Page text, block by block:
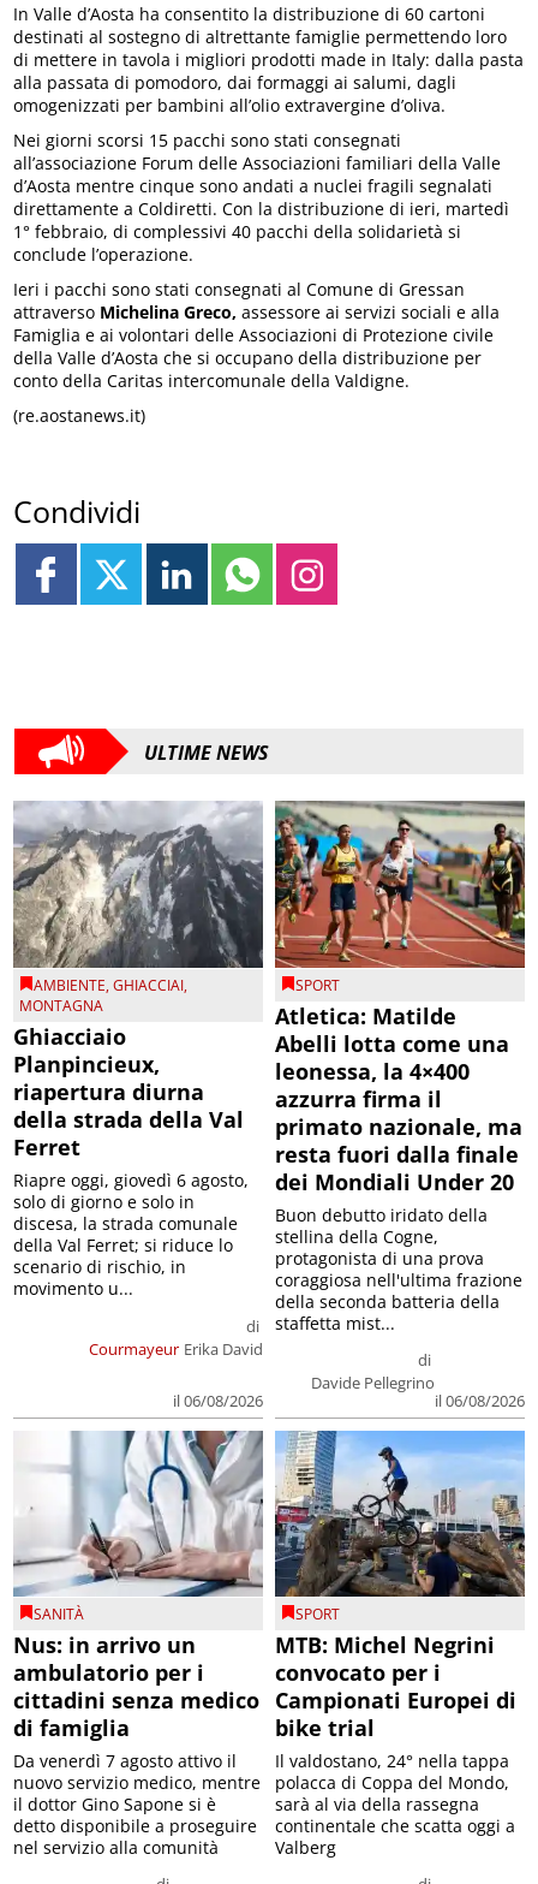
In Valle d’Aosta ha consentito la distribuzione di 60 cartoni
destinati al sostegno di altrettante famiglie permettendo loro
di mettere in tavola i migliori prodotti made in Italy: dalla pasta
alla passata di pomodoro, dai formaggi ai salumi, dagli
omogenizzati per bambini all’olio extravergine d’oliva.
Nei giorni scorsi 15 pacchi sono stati consegnati
all’associazione Forum delle Associazioni familiari della Valle
d’Aosta mentre cinque sono andati a nuclei fragili segnalati
direttamente a Coldiretti. Con la distribuzione di ieri, martedì
1° febbraio, di complessivi 40 pacchi della solidarietà si
conclude l’operazione.
Ieri i pacchi sono stati consegnati al Comune di Gressan
attraverso Michelina Greco, assessore ai servizi sociali e alla
Famiglia e ai volontari delle Associazioni di Protezione civile
della Valle d’Aosta che si occupano della distribuzione per
conto della Caritas intercomunale della Valdigne.
(re.aostanews.it)
Condividi
ULTIME NEWS
AMBIENTE,GHIACCIAI,
MONTAGNA
Ghiacciaio
Planpincieux,
riapertura diurna
della strada della Val
Ferret
Courmayeur
di
Erika David
il 06/08/2026
Riapre oggi, giovedì 6 agosto,
solo di giorno e solo in
discesa, la strada comunale
della Val Ferret; si riduce lo
scenario di rischio, in
movimento u...
SPORT
Atletica: Matilde
Abelli lotta come una
leonessa, la 4×400
azzurra firma il
primato nazionale, ma
resta fuori dalla finale
dei Mondiali Under 20
di
Davide Pellegrino
il 06/08/2026
Buon debutto iridato della
stellina della Cogne,
protagonista di una prova
coraggiosa nell'ultima frazione
della seconda batteria della
staffetta mist...
SANITÀ
Nus: in arrivo un
ambulatorio per i
cittadini senza medico
di famiglia
Da venerdì 7 agosto attivo il
nuovo servizio medico, mentre
il dottor Gino Sapone si è
detto disponibile a proseguire
nel servizio alla comunità
SPORT
MTB: Michel Negrini
convocato per i
Campionati Europei di
bike trial
Il valdostano, 24° nella tappa
polacca di Coppa del Mondo,
sarà al via della rassegna
continentale che scatta oggi a
Valberg